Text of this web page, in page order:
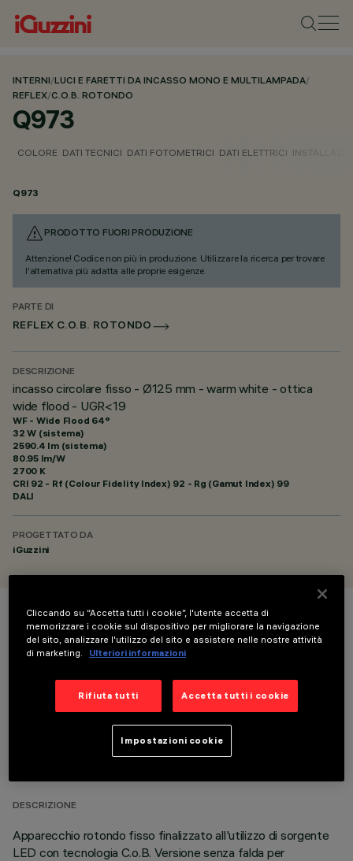
INTERNI/LUCI E FARETTI DA INCASSO MONO E MULTILAMPADA/
REFLEX/C.O.B. ROTONDO
Q973
COLORE DATI TECNICI DATI FOTOMETRICI DATI ELETTRICI
Q973
PRODOTTO FUORI PRODUZIONE
Attenzione! Codice non più in produzione. Utilizzare la ricerca per trovare
l'alternativa più adatta alle proprie esigenze.
PARTE DI
REFLEX C.O.B. ROTONDO
DESCRIZIONE
incasso circolare fisso - Ø125 mm - warm white - ottica
wide flood - UGR<19
WF - Wide Flood 64°
32 W (sistema)
2590.4 lm (sistema)
80.95 lm/W
2700 K
CRI 92 - Rf (Colour Fidelity Index) 92 - Rg (Gamut Index) 99
DALI
PROGETTATO DA
iGuzzini
COLORE
DATI TECNICI
DESCRIZIONE
Apparecchio rotondo fisso finalizzato all'utilizzo di sorgente
LED con tecnologia C.o.B. Versione senza falda per
Cliccando su “Accetta tutti i cookie”, l'utente accetta di
memorizzare i cookie sul dispositivo per migliorare la navigazione
del sito, analizzare l'utilizzo del sito e assistere nelle nostre attività
di marketing.
Ulteriori informazioni
Rifiuta tutti Accetta tutti i cookie
Impostazioni cookie